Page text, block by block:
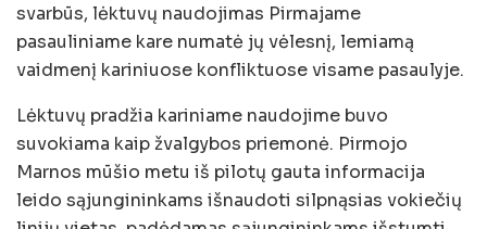
svarbūs, lėktuvų naudojimas Pirmajame
pasauliniame kare numatė jų vėlesnį, lemiamą
vaidmenį kariniuose konfliktuose visame pasaulyje.
Lėktuvų pradžia kariniame naudojime buvo
suvokiama kaip žvalgybos priemonė. Pirmojo
Marnos mūšio metu iš pilotų gauta informacija
leido sąjungininkams išnaudoti silpnąsias vokiečių